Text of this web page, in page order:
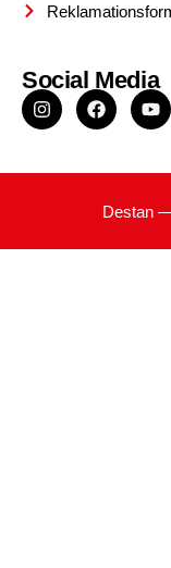
Social Media
Destan